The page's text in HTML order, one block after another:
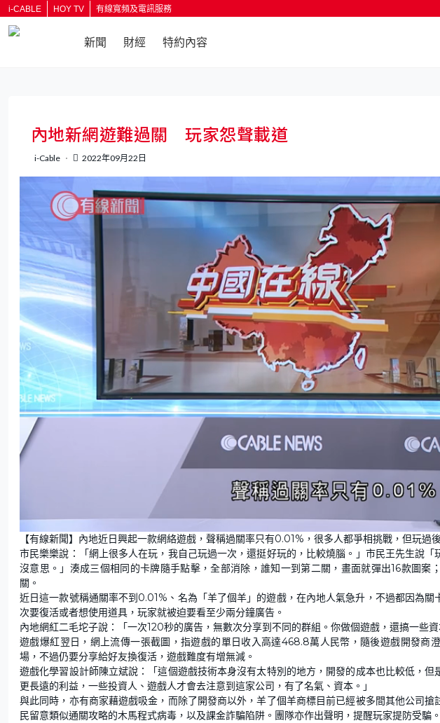
i-CABLE HOY TV 有線寬頻及電訊服務
新聞 財經 特約內容
內地新網遊難過關 玩家怨聲載道
i-Cable 2022年09月22日
n
m
u
t
e
o
a
d
e
d
:
2
0
5
%
【有線新聞】內地近日興起一款網絡遊戲，聲稱過關率只有0.01%，很多人都爭相挑戰，但玩過
市民樂樂說：「網上很多人在玩，我自己玩過一次，還挺好玩的，比較燒腦。」市民王先生說「
沒意思。」湊成三個相同的卡牌隨手點擊，全部消除，誰知一到第二關，畫面就彈出16款圖案
關。
近日這一款號稱通關率不到0.01%、名為「羊了個羊」的遊戲，在內地人氣急升，不過都因為
次要復活或者想使用道具，玩家就被迫要看至少兩分鐘廣告。
內地網紅二毛坨子說：「一次120秒的廣告，無數次分享到不同的群組。你做個遊戲，還搞一些
遊戲爆紅翌日，網上流傳一張截圖，指遊戲的單日收入高達468.8萬人民幣，隨後遊戲開發商
場，不過仍要分享給好友換復活，遊戲難度有增無減。
遊戲化學習設計師陳立斌說：「這個遊戲技術本身沒有太特別的地方，開發的成本也比較低，
更長遠的利益，一些投資人、遊戲人才會去注意到這家公司，有了名氣、資本。」
與此同時，亦有商家藉遊戲吸金，而除了開發商以外，羊了個羊商標目前已經被多間其他公司
民留意類似通關攻略的木馬程式病毒，以及課金詐騙陷阱。團隊亦作出聲明，提醒玩家提防受騙。